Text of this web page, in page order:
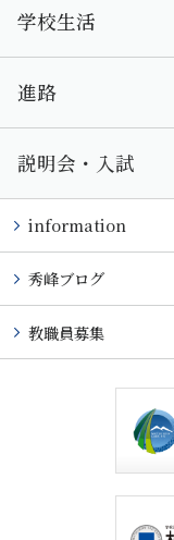
学校生活
進路
説明会・入試
information
秀峰ブログ
教職員募集